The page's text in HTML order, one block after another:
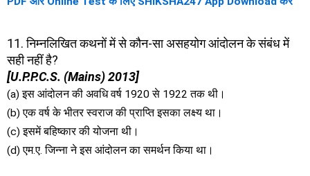
11. निम्नलिखित कथनों में से कौन-सा असहयोग आंदोलन के संबंध में
सही नहीं है?
[U.P.P.C.S. (Mains) 2013]
(a) इस आंदोलन की अवधि वर्ष 1920 से 1922 तक थी।
(b) एक वर्ष के भीतर स्वराज की प्राप्ति इसका लक्ष्य था।
(c) इसमें बहिष्कार की योजना थी।
(d) एम.ए. जिन्ना ने इस आंदोलन का समर्थन किया था।